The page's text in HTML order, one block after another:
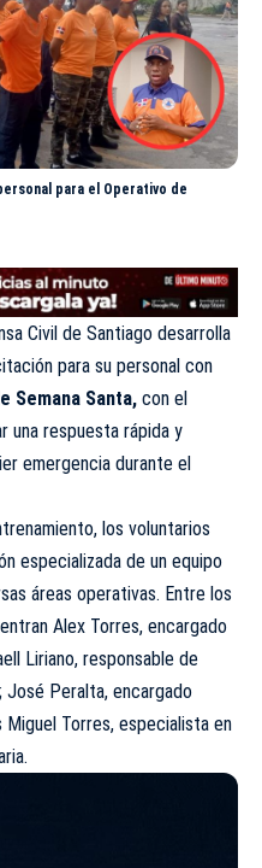
para el Operativo de
Civil de Santiago desarrolla
para su personal con
Semana Santa, con el
una respuesta rápida y
emergencia durante el
los voluntarios
especializada de un equipo
áreas operativas. Entre los
Alex Torres, encargado
Liriano, responsable de
José Peralta, encargado
Miguel Torres, especialista en
.